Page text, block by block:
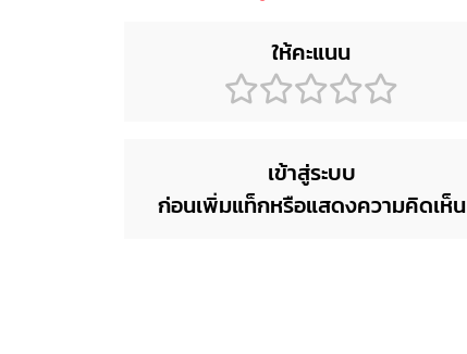
ให้คะแนน
เข้าสู่ระบบ
ก่อนเพิ่มแท็กหรือแสดงความคิดเห็น